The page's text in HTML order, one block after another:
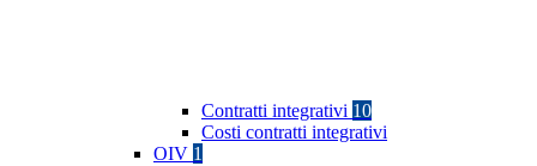
Contratti integrativi 10
Costi contratti integrativi
OIV 1